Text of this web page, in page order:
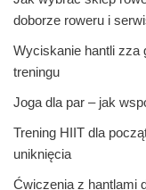
doborze roweru i
Wyciskanie hantli zza
treningu
Joga dla par – jak
Trening HIIT dla
uniknięcia
Ćwiczenia z hantlami